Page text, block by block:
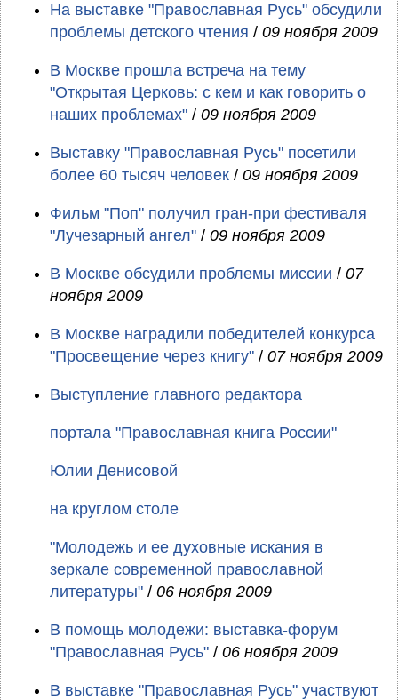
На выставке "Православная Русь" обсудили
проблемы детского чтения / 09 ноября 2009
В Москве прошла встреча на тему
"Открытая Церковь: с кем и как говорить о
наших проблемах" / 09 ноября 2009
Выставку "Православная Русь" посетили
более 60 тысяч человек / 09 ноября 2009
Фильм "Поп" получил гран-при фестиваля
"Лучезарный ангел" / 09 ноября 2009
В Москве обсудили проблемы миссии / 07
ноября 2009
В Москве наградили победителей конкурса
"Просвещение через книгу" / 07 ноября 2009
Выступление главного редактора
портала "Православная книга России"
Юлии Денисовой
на круглом столе
"Молодежь и ее духовные искания в
зеркале современной православной
литературы" / 06 ноября 2009
В помощь молодежи: выставка-форум
"Православная Русь" / 06 ноября 2009
В выставке "Православная Русь" участвуют